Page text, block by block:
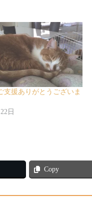
支援ありがとうございま
日
Copy